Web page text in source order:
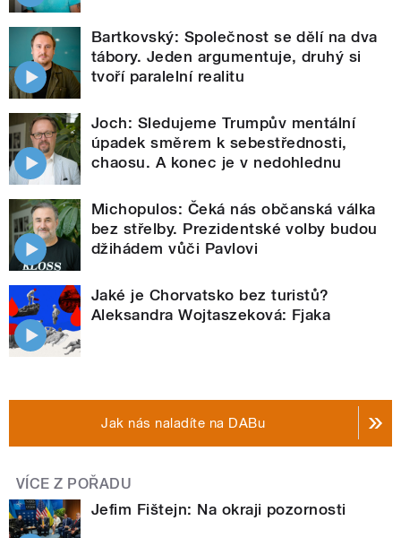
Bartkovský: Společnost se dělí na dva
tábory. Jeden argumentuje, druhý si
tvoří paralelní realitu
Joch: Sledujeme Trumpův mentální
úpadek směrem k sebestřednosti,
chaosu. A konec je v nedohlednu
Michopulos: Čeká nás občanská válka
bez střelby. Prezidentské volby budou
džihádem vůči Pavlovi
Jaké je Chorvatsko bez turistů?
Aleksandra Wojtaszeková: Fjaka
Jak nás naladíte na DABu
VÍCE Z POŘADU
Jefim Fištejn: Na okraji pozornosti